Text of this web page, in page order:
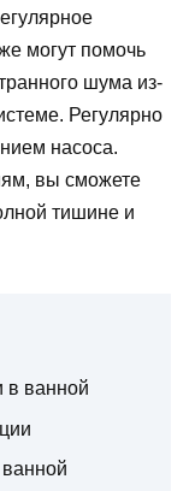
могут помочь
шума из-
Регулярно
насоса.
вы сможете
тишине и
в ванной
ванной